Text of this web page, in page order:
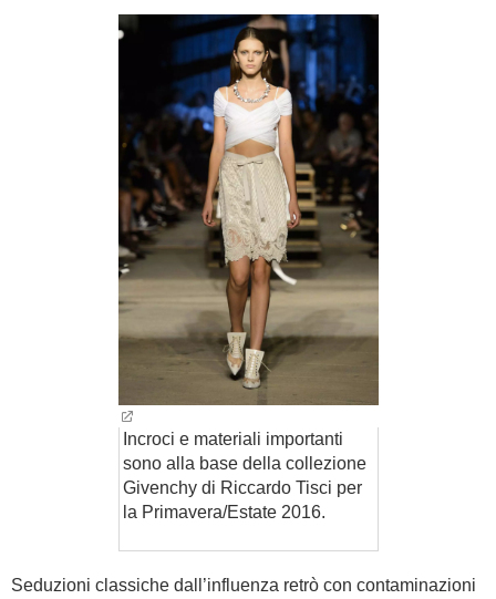
Incroci e materiali importanti
sono alla base della collezione
Givenchy di Riccardo Tisci per
la Primavera/Estate 2016.
Seduzioni classiche dall’influenza retrò con contaminazioni